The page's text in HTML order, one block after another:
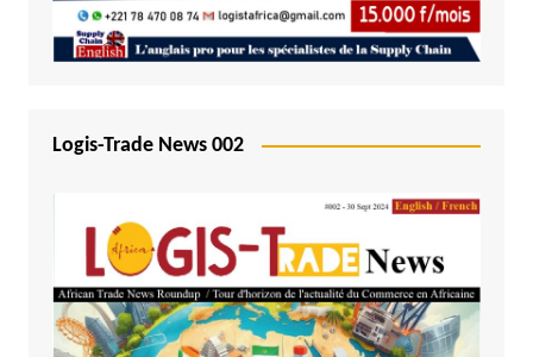
Logis-Trade News 002